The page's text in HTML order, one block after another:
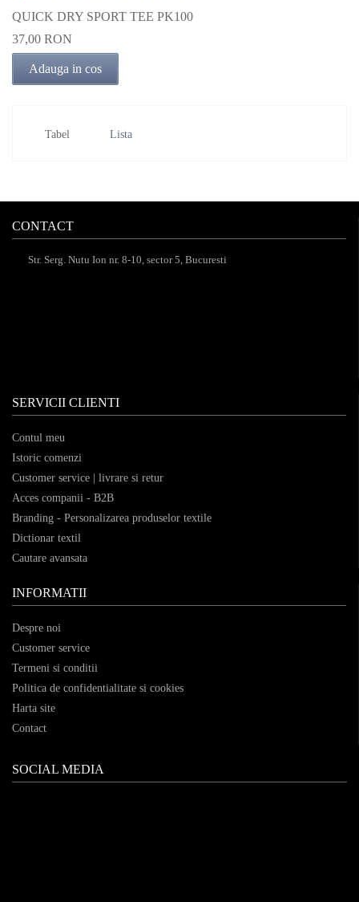
QUICK DRY SPORT TEE PK100
37,00 RON
Adauga in cos
Tabel Lista
CONTACT
Str. Serg. Nutu Ion nr. 8-10, sector 5, Bucuresti
SERVICII CLIENTI
Contul meu
Istoric comenzi
Customer service | livrare si retur
Acces companii - B2B
Branding - Personalizarea produselor textile
Dictionar textil
Cautare avansata
INFORMATII
Despre noi
Customer service
Termeni si conditii
Politica de confidentialitate si cookies
Harta site
Contact
SOCIAL MEDIA